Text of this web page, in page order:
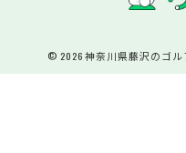
© 2026 神奈川県藤沢のゴルフ